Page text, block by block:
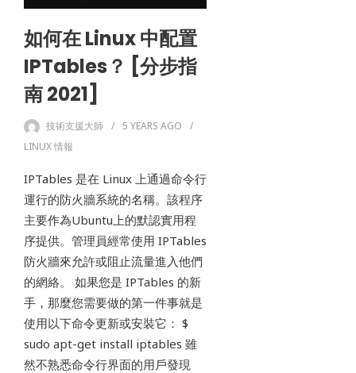
如何在 Linux 中配置
IPTables？ [分步指
南 2021]
技術支援大師 5 YEARS AGO
LINUX 情報
IPTables 是在 Linux 上通過命令行
運行的防火牆系統的名稱。該程序
主要作為Ubuntu上的默認實用程
序提供。管理員經常使用 IPTables
防火牆來允許或阻止流量進入他們
的網絡。 如果您是 IPTables 的新
手，那麼您需要做的第一件事就是
使用以下命令更新或安裝它： $
sudo apt-get install iptables 雖
然不熟悉命令行界面的用戶發現